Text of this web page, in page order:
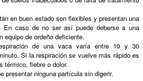
en buen estado son flexibles y presentan una
En caso de no ser así puede deberse a una
equipo de ordeño deficiente.
de una vaca varía entre 10 y 30
Si la respiración se vuelve más rápido es
térmico, fiebre o dolor.
presentar ninguna partícula sin digerir.